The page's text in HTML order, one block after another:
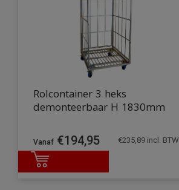
Rolcontainer 3 heks
demonteerbaar H 1830mm
€194,95 €235,89 incl. BTW